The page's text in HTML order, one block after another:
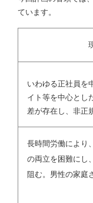
ています。
いわゆる正社員を
イト等を中心とし
差が存在し、非正
長時間労働により
の両立を困難にし
阻む。男性の家庭